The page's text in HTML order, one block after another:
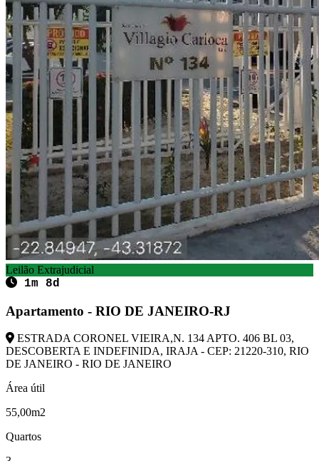
Leilão Extrajudicial
1m 8d
Apartamento - RIO DE JANEIRO-RJ
ESTRADA CORONEL VIEIRA,N. 134 APTO. 406 BL 03,
DESCOBERTA E INDEFINIDA, IRAJA - CEP: 21220-310, RIO
DE JANEIRO - RIO DE JANEIRO
Área útil
55,00m2
Quartos